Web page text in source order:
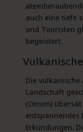
auch eine tiefe
und Touristen
begeistert.
Die
Landschaft
(Onsen)
entspannendes
Erkundungen.